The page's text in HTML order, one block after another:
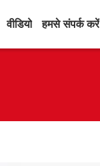
वीडियो हमसे संपर्क करें